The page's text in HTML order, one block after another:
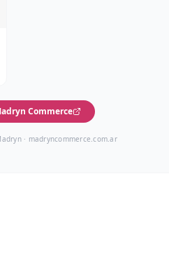
Commerce
· madryncommerce.com.ar